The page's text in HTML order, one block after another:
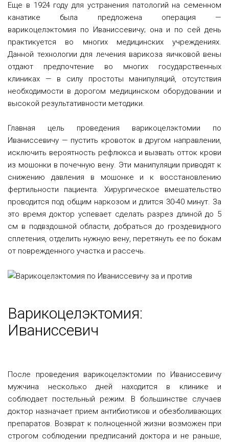
Еще в 1924 году для устранения патологий на семенном
канатике была предложена операция —
варикоцелэктомия по Иваниссевичу; она и по сей день
практикуется во многих медицинских учреждениях.
Данной технологии для лечения варикоза яичковой вены
отдают предпочтение во многих государственных
клиниках — в силу простоты манипуляций, отсутствия
необходимости в дорогом медицинском оборудовании и
высокой результативности методики.
Главная цель проведения варикоцелэктомии по
Иваниссевичу — пустить кровоток в другом направлении,
исключить вероятность рефлюкса и вызвать отток крови
из мошонки в почечную вену. Эти манипуляции приводят к
снижению давления в мошонке и к восстановлению
фертильности пациента. Хирургическое вмешательство
проводится под общим наркозом и длится 30-40 минут. За
это время доктор успевает сделать разрез длиной до 5
см в подвздошной области, добраться до гроздевидного
сплетения, отделить нужную вену, перетянуть ее по бокам
от поврежденного участка и рассечь.
Варикоцелэктомия:
Иваниссевич
После проведения варикоцелэктомии по Иваниссевичу
мужчина несколько дней находится в клинике и
соблюдает постельный режим. В большинстве случаев
доктор назначает прием антибиотиков и обезболивающих
препаратов. Возврат к полноценной жизни возможен при
строгом соблюдении предписаний доктора и не раньше,